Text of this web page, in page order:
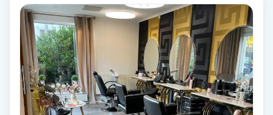
Navelpiercing
NBE-massage
Ny frisyr